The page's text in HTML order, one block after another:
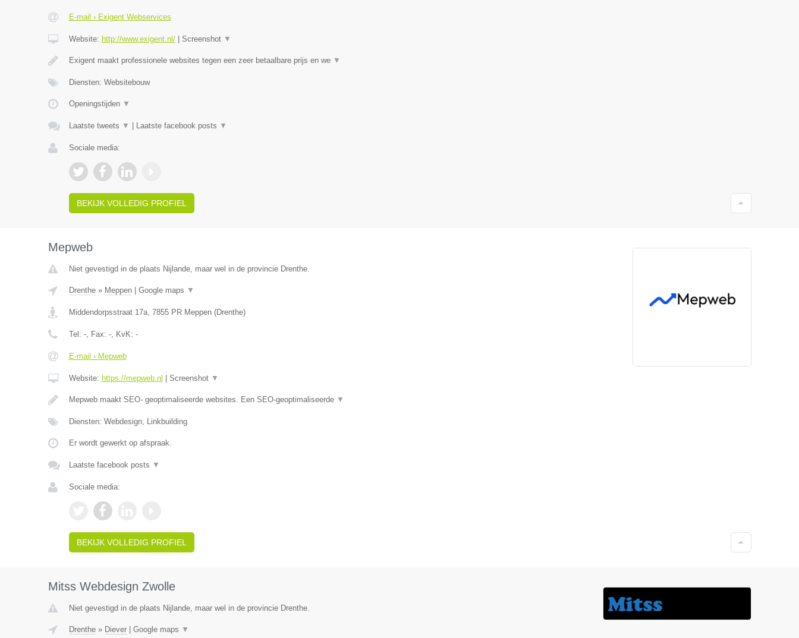
E-mail › Exigent Webservices
Website: http://www.exigent.nl/| Screenshot ▼
Exigent maakt professionele websites tegen een zeer betaalbare prijs en we ▼
Diensten: Websitebouw
Openingstijden ▼
Laatste tweets ▼ Laatste facebook posts ▼
Sociale media:
BEKIJK VOLLEDIG PROFIEL
Mepweb
Niet gevestigd in de plaats Nijlande, maar wel in de provincie Drenthe.
Drenthe» Meppen| Google maps ▼
Middendorpsstraat 17a, 7855 PR Meppen(Drenthe)
Tel: -, Fax: -, KvK: -
E-mail › Mepweb
Website: https://mepweb.nl Screenshot ▼
Mepweb maakt SEO- geoptimaliseerde websites. Een SEO-geoptimaliseerde ▼
Diensten: Webdesign, Linkbuilding
Er wordt gewerkt op afspraak.
Laatste facebook posts ▼
Sociale media:
BEKIJK VOLLEDIG PROFIEL
Mitss Webdesign Zwolle
Niet gevestigd in de plaats Nijlande, maar wel in de provincie Drenthe.
Drenthe» Diever| Google maps ▼